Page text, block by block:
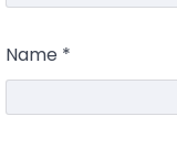
Name *